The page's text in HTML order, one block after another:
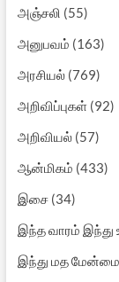
அஞ்சலி (55)
அனுபவம் (163)
அரசியல்(769)
அறிவிப்புகள்(92)
அறிவியல்(57)
ஆன்மிகம் (433)
இசை(34)
இந்த வாரம் இந்து
இந்து மத மேன்மை